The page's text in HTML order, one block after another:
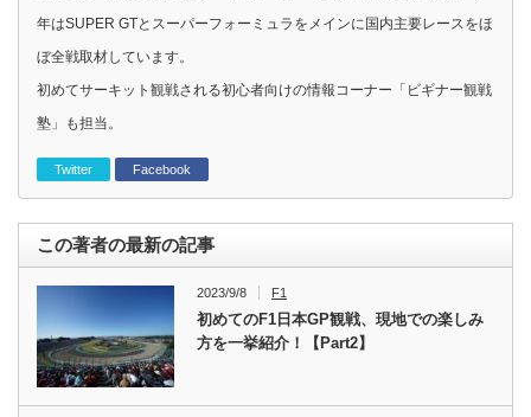
年はSUPER GTとスーパーフォーミュラをメインに国内主要レースをほ
ぼ全戦取材しています。
初めてサーキット観戦される初心者向けの情報コーナー「ビギナー観戦
塾」も担当。
Twitter Facebook
この著者の最新の記事
2023/9/8 F1
初めてのF1日本GP観戦、現地での楽しみ
方を一挙紹介！【Part2】